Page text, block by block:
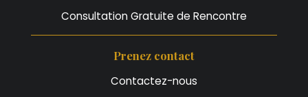
Consultation Gratuite de Rencontre
Prenez contact
Contactez-nous